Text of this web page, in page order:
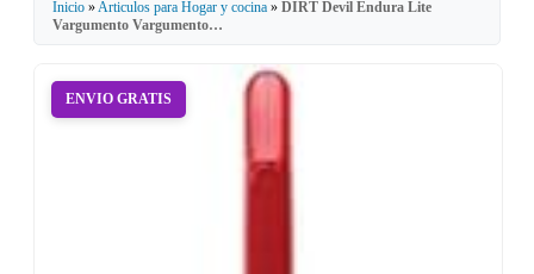
Inicio »Articulos para Hogar y cocina » DIRT Devil Endura Lite
Vargumento Vargumento…
ENVIO GRATIS